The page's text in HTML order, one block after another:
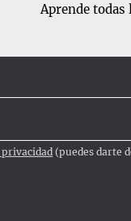
Aprende todas
(puedes darte